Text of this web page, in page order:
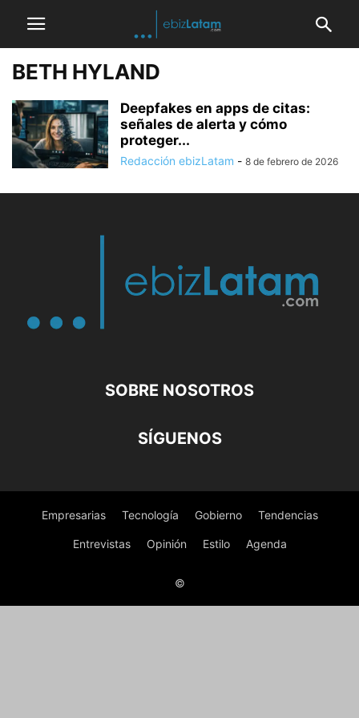
BETH HYLAND
Deepfakes en apps de citas:
señales de alerta y cómo
proteger...
Redacción ebizLatam - 8 de febrero de 2026
SOBRE NOSOTROS
SÍGUENOS
Empresarias Tecnología Gobierno Tendencias
Entrevistas Opinión Estilo Agenda
©